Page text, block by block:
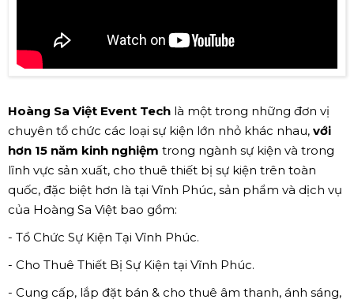
Hoàng Sa Việt Event Tech là một trong những đơn vị
chuyên tổ chức các loại sự kiện lớn nhỏ khác nhau, với
hơn 15 năm kinh nghiệm trong ngành sự kiện và trong
lĩnh vực sản xuất, cho thuê thiết bị sự kiện trên toàn
quốc, đặc biệt hơn là tại Vĩnh Phúc, sản phẩm và dịch vụ
của Hoàng Sa Việt bao gồm:
- Tổ Chức Sự Kiện Tại Vĩnh Phúc.
- Cho Thuê Thiết Bị Sự Kiện tại Vĩnh Phúc.
- Cung cấp, lắp đặt bán & cho thuê âm thanh, ánh sáng,